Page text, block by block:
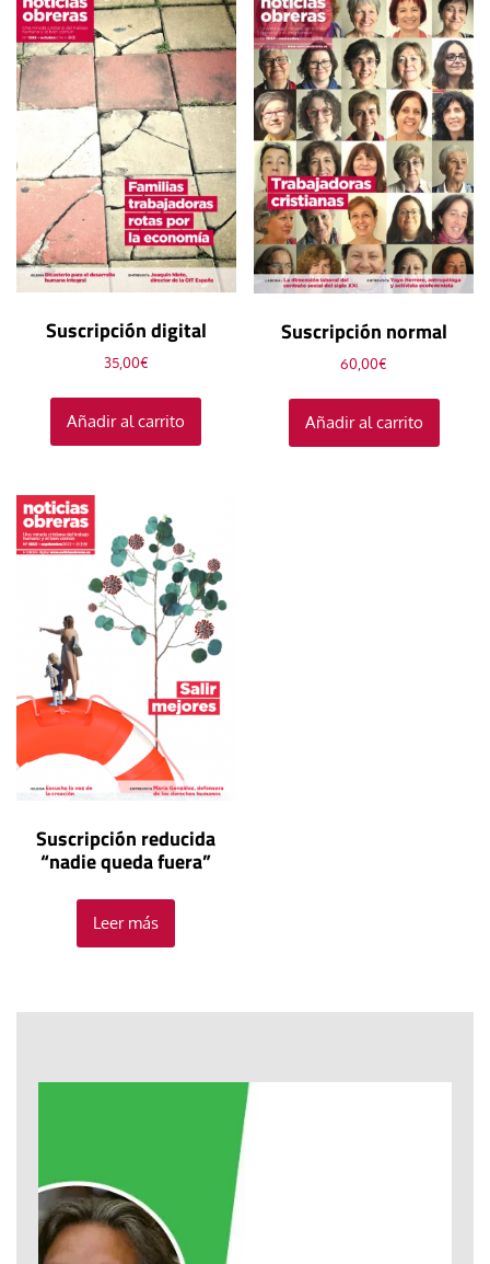
Suscripción digital
35,00€
Añadir al carrito
Suscripción normal
60,00€
Añadir al carrito
Suscripción reducida
“nadie queda fuera”
Leer más